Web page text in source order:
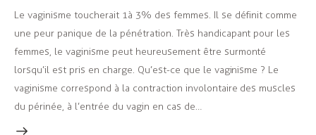
Le vaginisme toucherait 1à 3% des femmes. Il se définit comme
une peur panique de la pénétration. Très handicapant pour les
femmes, le vaginisme peut heureusement être surmonté
lorsqu’il est pris en charge. Qu’est-ce que le vaginisme ? Le
vaginisme correspond à la contraction involontaire des muscles
du périnée, à l’entrée du vagin en cas de…